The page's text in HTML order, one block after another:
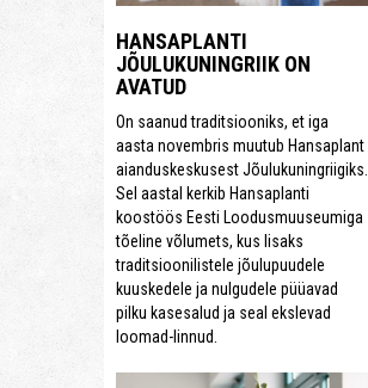
HANSAPLANTI
JÕULUKUNINGRIIK ON
AVATUD
On saanud traditsiooniks, et iga
aasta novembris muutub Hansaplant
aianduskeskusest Jõulukuningriigiks.
Sel aastal kerkib Hansaplanti
koostöös Eesti Loodusmuuseumiga
tõeline võlumets, kus lisaks
traditsioonilistele jõulupuudele
kuuskedele ja nulgudele püüavad
pilku kasesalud ja seal ekslevad
loomad-linnud.